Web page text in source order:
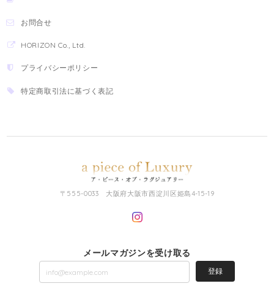
お問合せ
HORIZON Co., Ltd.
プライバシーポリシー
特定商取引法に基づく表記
〒555-0033 大阪府大阪市西淀川区姫島4-15-19
メールマガジンを受け取る
登録